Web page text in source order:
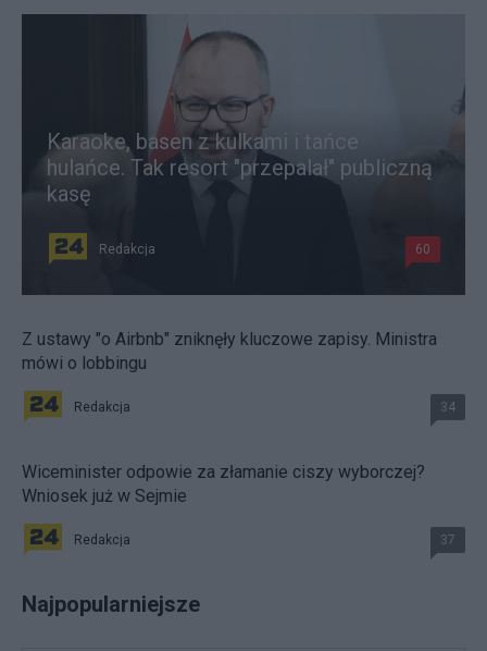
Karaoke, basen z kulkami i tańce
hulańce. Tak resort "przepalał" publiczną
kasę
Redakcja 60
Z ustawy "o Airbnb" zniknęły kluczowe zapisy. Ministra
mówi o lobbingu
Redakcja 34
Wiceminister odpowie za złamanie ciszy wyborczej?
Wniosek już w Sejmie
Redakcja 37
Najpopularniejsze